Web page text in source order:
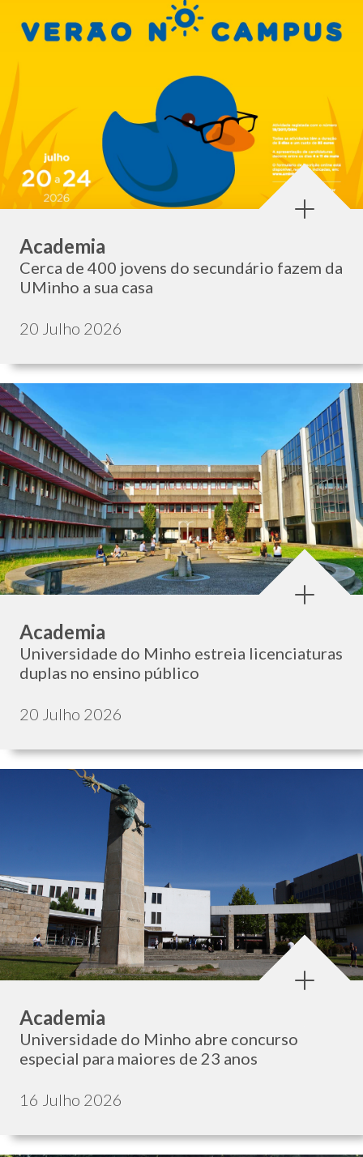
Categoria:
Academia
Cerca de 400 jovens do secundário fazem da
UMinho a sua casa
Data de publicação:
20 Julho 2026
Categoria:
Academia
Universidade do Minho estreia licenciaturas
duplas no ensino público
Data de publicação:
20 Julho 2026
Categoria:
Academia
Universidade do Minho abre concurso
especial para maiores de 23 anos
Data de publicação:
16 Julho 2026